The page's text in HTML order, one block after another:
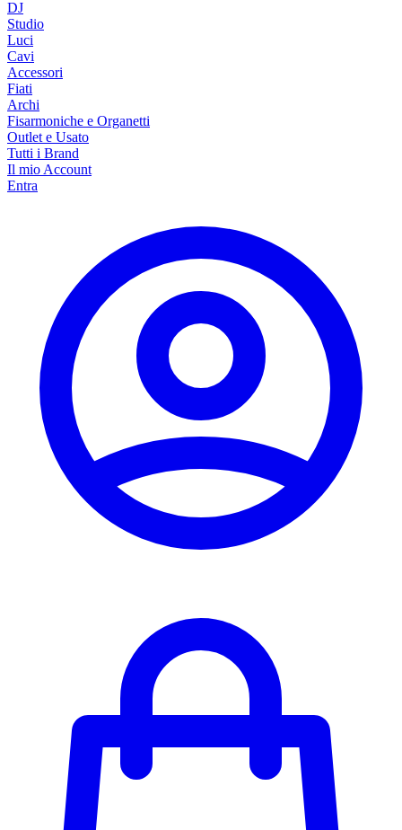
DJ
Studio
Luci
Cavi
Accessori
Fiati
Archi
Fisarmoniche e Organetti
Outlet e Usato
Tutti i Brand
Il mio Account
Entra